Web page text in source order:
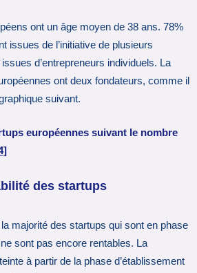
ont un âge moyen de 38 ans. 78%
issues de l’initiative de plusieurs
d’entrepreneurs individuels. La
ont deux fondateurs, comme il
suivant.
européennes suivant le nombre
des startups
majorité des startups qui sont en phase
sont pas encore rentables. La
à partir de la phase d’établissement